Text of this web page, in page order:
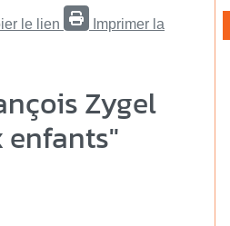
le lien
Imprimer la
Zygel
enfants"